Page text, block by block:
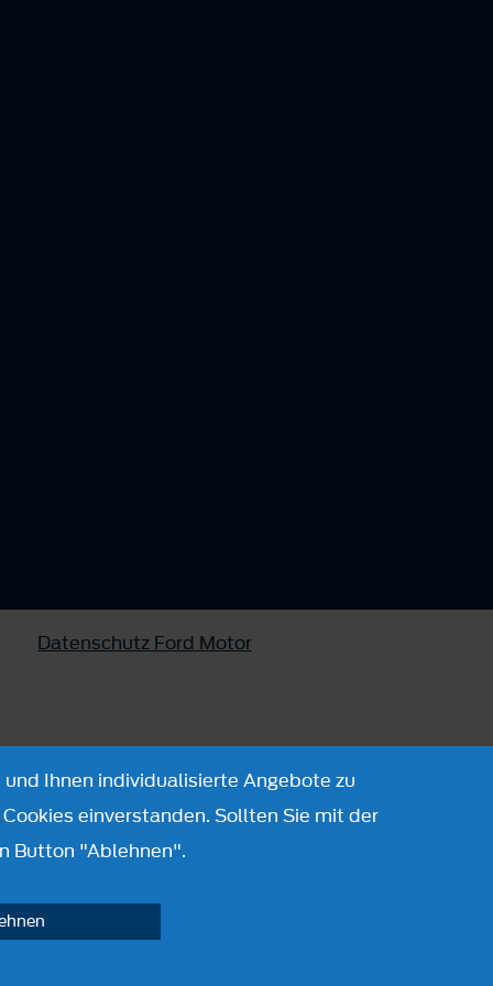
Datenschutz Ford Motor
Ihnen individualisierte Angebote zu
einverstanden. Sollten Sie mit der
Button "Ablehnen".